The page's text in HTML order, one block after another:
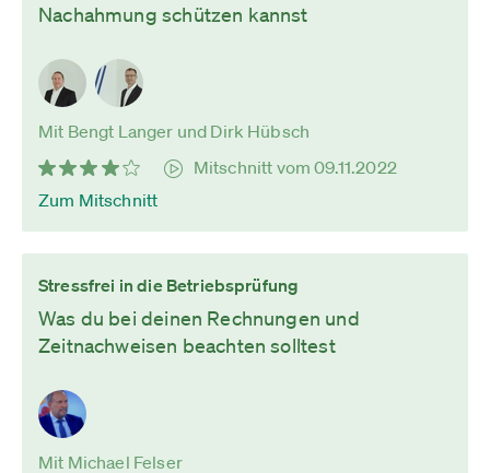
Nachahmung schützen kannst
Mit Bengt Langer und Dirk Hübsch
Mitschnitt vom 09.11.2022
Zum Mitschnitt
Stressfrei in die Betriebsprüfung
Was du bei deinen Rechnungen und
Zeitnachweisen beachten solltest
Mit Michael Felser